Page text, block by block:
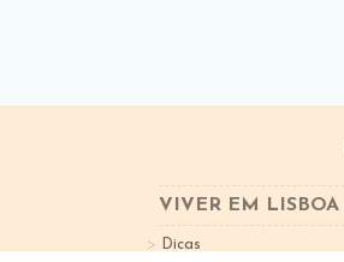
VIVER EM LISBOA
Dicas